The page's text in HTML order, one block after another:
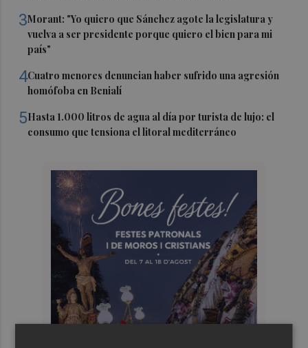
3Morant: "Yo quiero que Sánchez agote la legislatura y
vuelva a ser presidente porque quiero el bien para mi
país"
4Cuatro menores denuncian haber sufrido una agresión
homófoba en Benialí
5Hasta 1.000 litros de agua al día por turista de lujo: el
consumo que tensiona el litoral mediterráneo